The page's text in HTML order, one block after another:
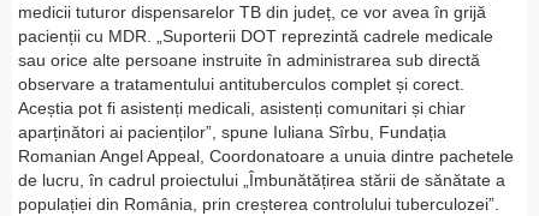
medicii tuturor dispensarelor TB din județ, ce vor avea în grijă
pacienții cu MDR. „Suporterii DOT reprezintă cadrele medicale
sau orice alte persoane instruite în administrarea sub directă
observare a tratamentului antituberculos complet și corect.
Aceștia pot fi asistenți medicali, asistenți comunitari și chiar
aparținători ai pacienților”, spune Iuliana Sîrbu, Fundația
Romanian Angel Appeal, Coordonatoare a unuia dintre pachetele
de lucru, în cadrul proiectului „Îmbunătățirea stării de sănătate a
populației din România, prin creșterea controlului tuberculozei”.